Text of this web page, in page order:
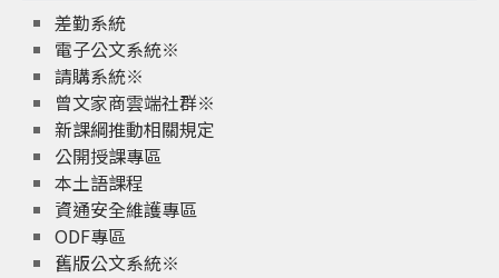
差勤系統
電子公文系統※
請購系統※
曾文家商雲端社群※
新課綱推動相關規定
公開授課專區
本土語課程
資通安全維護專區
ODF專區
舊版公文系統※